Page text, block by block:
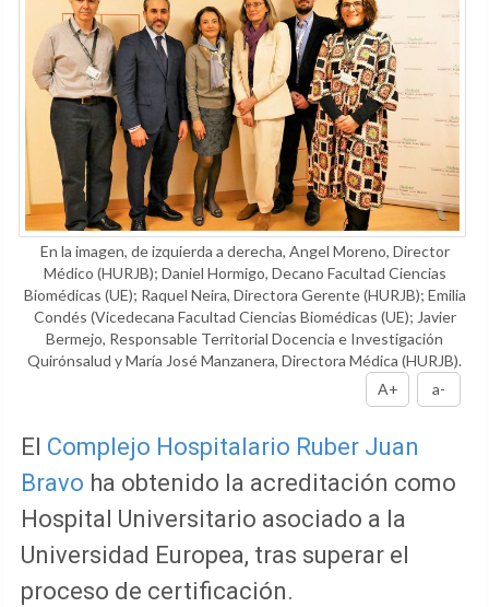
En la imagen, de izquierda a derecha, Angel Moreno, Director
Médico (HURJB); Daniel Hormigo, Decano Facultad Ciencias
Biomédicas (UE); Raquel Neira, Directora Gerente (HURJB); Emilia
Condés (Vicedecana Facultad Ciencias Biomédicas (UE); Javier
Bermejo, Responsable Territorial Docencia e Investigación
Quirónsalud y María José Manzanera, Directora Médica (HURJB).
A+
a-
El Complejo Hospitalario Ruber Juan
Bravo ha obtenido la acreditación como
Hospital Universitario asociado a la
Universidad Europea, tras superar el
proceso de certificación.